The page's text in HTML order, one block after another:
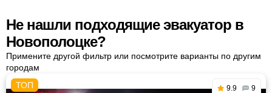
Не нашли подходящие эвакуатор в
Новополоцке?
Примените другой фильтр или посмотрите варианты по другим
городам
9.9 9